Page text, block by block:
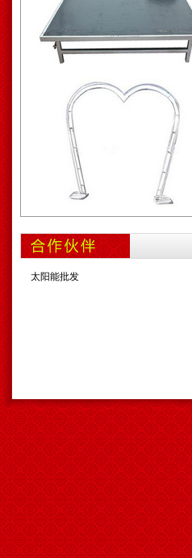
太阳能批发